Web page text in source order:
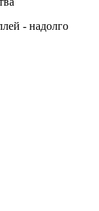
- надолго